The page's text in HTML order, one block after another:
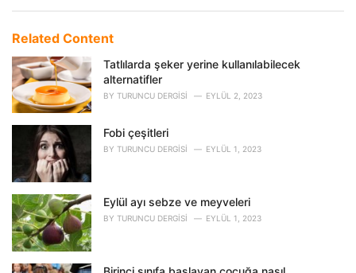
e
o
r
i
e
Related Content
Tatlılarda şeker yerine kullanılabilecek
alternatifler
BY TURUNCU DERGISI EYLÜL 2, 2023
Fobi çeşitleri
BY TURUNCU DERGISI EYLÜL 1, 2023
Eylül ayı sebze ve meyveleri
BY TURUNCU DERGISI EYLÜL 1, 2023